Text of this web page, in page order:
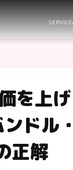
SERVICE
を上
ドル
正解